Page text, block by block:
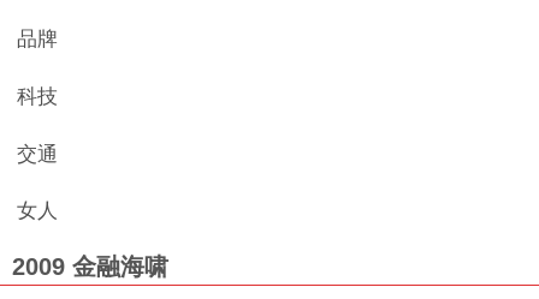
品牌
科技
交通
女人
2009 金融海啸